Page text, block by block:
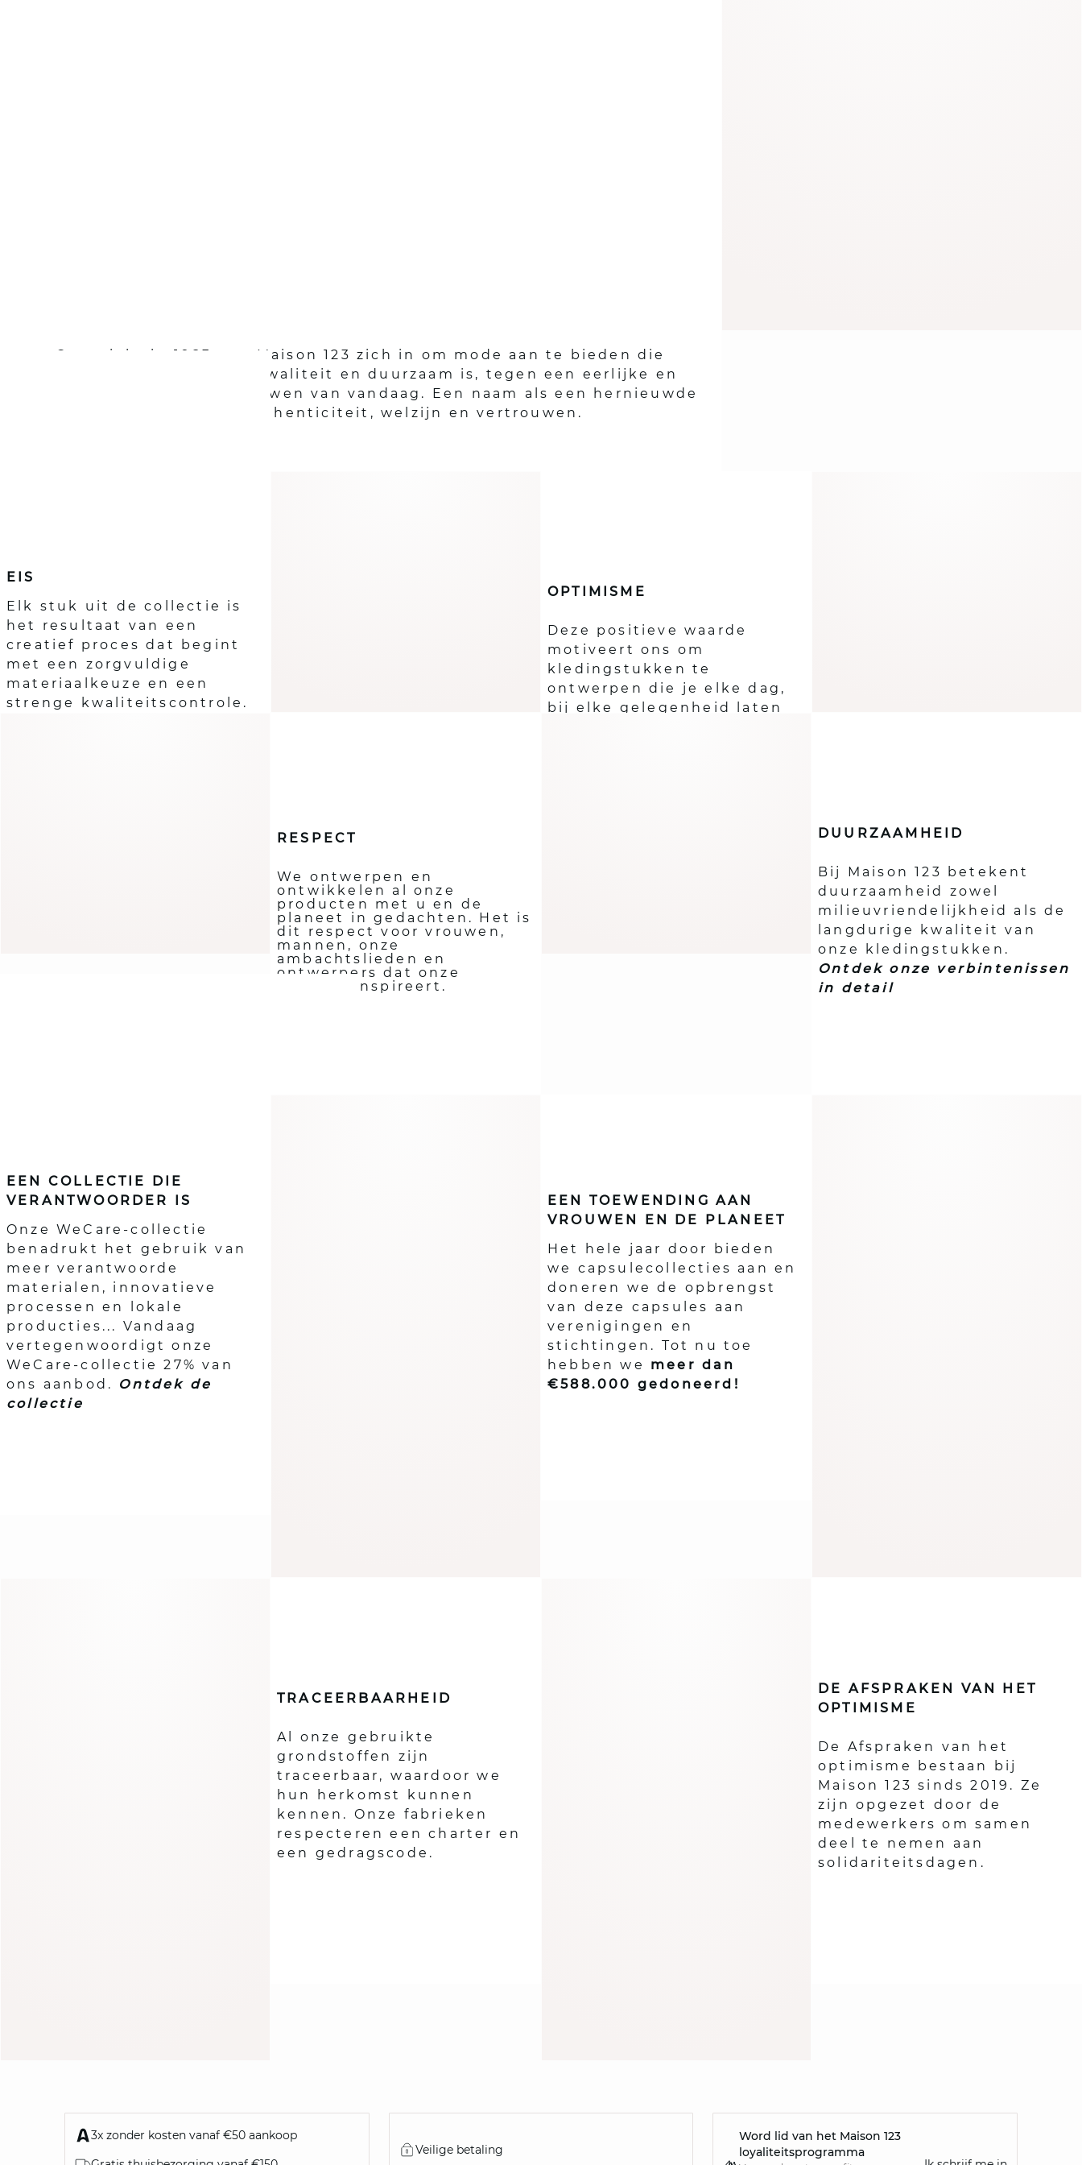
Opgericht in 1983, zet Maison 123 zich in om mode aan te bieden die
betekenisvol, van hoge kwaliteit en duurzaam is, tegen een eerlijke en
redelijke prijs, voor de vrouwen van vandaag. Een naam als een hernieuwde
belofte van authenticiteit, welzijn en vertrouwen.
EIS
Elk stuk uit de collectie is
het resultaat van een
creatief proces dat begint
met een zorgvuldige
materiaalkeuze en een
strenge kwaliteitscontrole.
OPTIMISME
Deze positieve waarde
motiveert ons om
kledingstukken te
ontwerpen die je elke dag,
bij elke gelegenheid laten
RESPECT
We ontwerpen en
ontwikkelen al onze
producten met u en de
planeet in gedachten. Het is
dit respect voor vrouwen,
mannen, onze
ambachtslieden en
ontwerpers dat onze
creaties inspireert.
DUURZAAMHEID
Bij Maison 123 betekent
duurzaamheid zowel
milieuvriendelijkheid als de
langdurige kwaliteit van
onze kledingstukken.
Ontdek onze verbintenissen
in detail
Onze acties
EEN COLLECTIE DIE
VERANTWOORDER IS
Onze WeCare-collectie
benadrukt het gebruik van
meer verantwoorde
materialen, innovatieve
processen en lokale
producties... Vandaag
vertegenwoordigt onze
WeCare-collectie 27% van
ons aanbod. Ontdek de
collectie
EEN TOEWENDING AAN
VROUWEN EN DE PLANEET
Het hele jaar door bieden
we capsulecollecties aan en
doneren we de opbrengst
van deze capsules aan
verenigingen en
stichtingen. Tot nu toe
hebben we meer dan
€588.000 gedoneerd!
TRACEERBAARHEID
Al onze gebruikte
grondstoffen zijn
traceerbaar, waardoor we
hun herkomst kunnen
kennen. Onze fabrieken
respecteren een charter en
een gedragscode.
DE AFSPRAKEN VAN HET
OPTIMISME
De Afspraken van het
optimisme bestaan bij
Maison 123 sinds 2019. Ze
zijn opgezet door de
medewerkers om samen
deel te nemen aan
solidariteitsdagen.
3x zonder kosten vanaf €50 aankoop
Veilige betaling
Word lid van het Maison 123
loyaliteitsprogramma